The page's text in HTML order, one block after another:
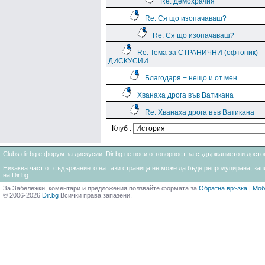
Re: Ся що изопачаваш?
Re: Ся що изопачаваш?
Re: Тема за СТРАНИЧНИ (офтопик)
ДИСКУСИИ
Благодаря + нещо и от мен
Хванаха дрога във Ватикана
Re: Хванаха дрога във Ватикана
Клуб :
Clubs.dir.bg е форум за дискусии. Dir.bg не носи отговорност за съдържанието и
Никаква част от съдържанието на тази страница не може да бъде репродуцирана,
на Dir.bg
За Забележки, коментари и предложения ползвайте формата за Обратна връзка |
© 2006-2026 Dir.bg Всички права запазени.